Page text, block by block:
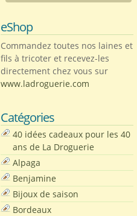
eShop
Commandez toutes nos laines et
fils à tricoter et recevez-les
directement chez vous sur
www.ladroguerie.com
Catégories
40 idées cadeaux pour les 40
ans de La Droguerie
Alpaga
Benjamine
Bijoux de saison
Bordeaux